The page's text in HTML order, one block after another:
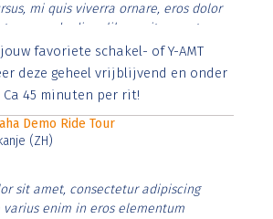
mi quis viverra ornare, eros dolor
commodo diam libero vitae erat.
et justo cursus id rutrum lorem
sem vitae risus tristique posuere.
favoriete schakel- of Y-AMT
deze geheel vrijblijvend en onder
45 minuten per rit!
Demo Ride Tour
(ZH)
sit amet, consectetur adipiscing
varius enim in eros elementum